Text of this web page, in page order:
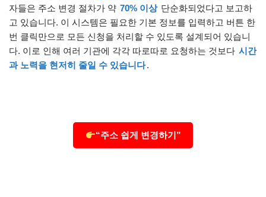
자들은 주소 변경 절차가 약 70% 이상 단순화되었다고 보고하
고 있습니다. 이 시스템은 필요한 기본 정보를 입력하고 버튼 한
번 클릭만으로 모든 신청을 처리할 수 있도록 설계되어 있습니
다. 이로 인해 여러 기관에 각각 따로따로 요청하는 것보다 시간
과 노력을 현저히 줄일 수 있습니다.
“주소 쉽게 변경하기”